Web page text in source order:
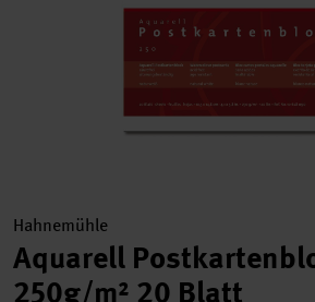
Hahnemühle
Aquarell
250g/m² 20 Blatt